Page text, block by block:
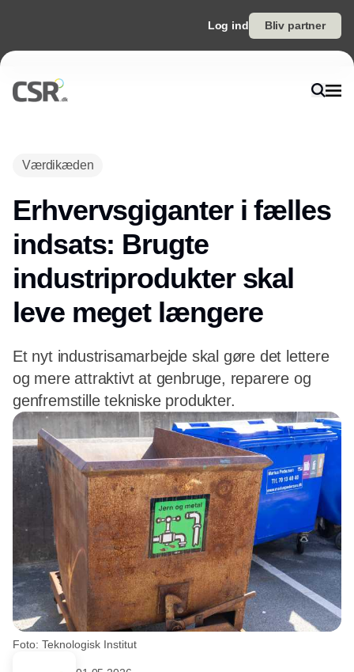
Log ind Bliv partner
Værdikæden
Erhvervsgiganter i fælles
indsats: Brugte
industriprodukter skal
leve meget længere
Et nyt industrisamarbejde skal gøre det lettere
og mere attraktivt at genbruge, reparere og
genfremstille tekniske produkter.
Foto: Teknologisk Institut